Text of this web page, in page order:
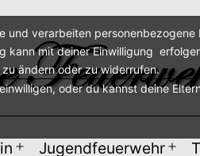
Jugendfeuerwehr
und verarbeiten
kann mit deiner Einwilligung
ändern oder zu widerrufen.
oder du kannst deine